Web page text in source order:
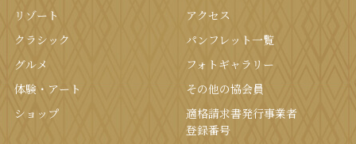
リゾート
クラシック
グルメ
体験・アート
ショップ
アクセス
パンフレット⼀覧
フォトギャラリー
その他の協会員
適格請求書発行事業者
登録番号